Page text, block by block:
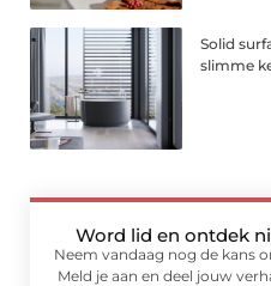
Solid
slimme
Word lid en ontdek
Neem vandaag nog de kans
Meld je aan en deel jouw